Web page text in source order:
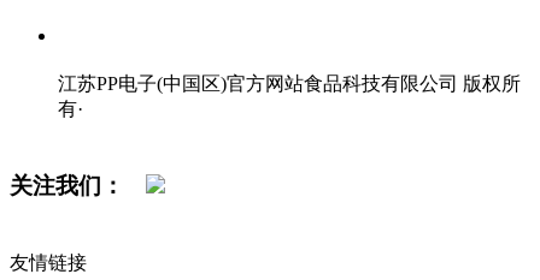
江苏PP电子(中国区)官方网站食品科技有限公司 版权所
有·
关注我们：
友情链接